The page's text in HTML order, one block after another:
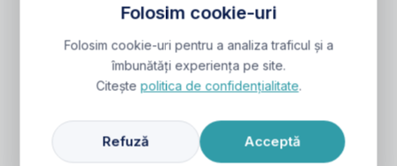
Folosim cookie-uri
Folosim cookie-uri pentru a analiza traficul și a
îmbunătăți experiența pe site.
Citește politica de confidențialitate.
Refuză Acceptă